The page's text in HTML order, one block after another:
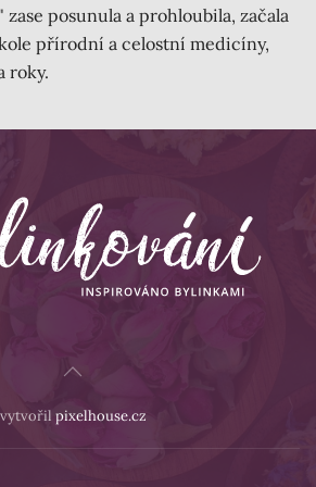
posunula a prohloubila, začala
přírodní a celostní medicíny,
roky.
vytvořil pixelhouse.cz